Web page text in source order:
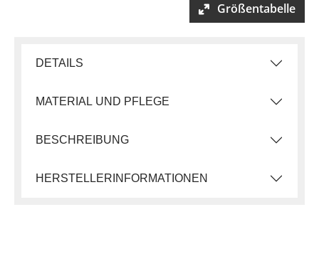
Größentabelle
DETAILS
MATERIAL UND PFLEGE
BESCHREIBUNG
HERSTELLERINFORMATIONEN